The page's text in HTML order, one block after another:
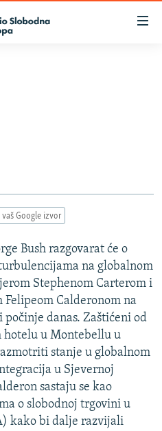
Google izvor
Bush razgovarat će o
na globalnom
Stephenom Carterom i
Calderonom na
danas. Zaštićeni od
hotelu u Montebellu u
stanje u globalnom
u Sjevernoj
sastaju se kao
o slobodnoj trgovini u
kako bi dalje razvijali